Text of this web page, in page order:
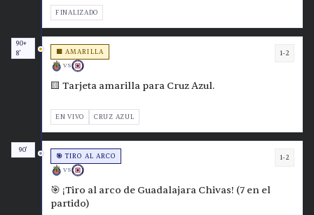
FINALIZADO
90+
8'
🟨 AMARILLA
VS
1-2
🟨 Tarjeta amarilla para Cruz Azul.
EN VIVO CRUZ AZUL
90'
🎯 TIRO AL ARCO
VS
1-2
🎯 ¡Tiro al arco de Guadalajara Chivas! (7 en el
partido)